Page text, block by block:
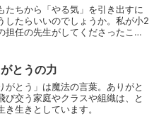
たちから「やる気」を引き出すに
したらいいのでしょうか。私が小2
担任の先生がしてくださったこと
とうの力
がとう」は魔法の言葉。ありがと
び交う家庭やクラスや組織は、と
き生きとしています。